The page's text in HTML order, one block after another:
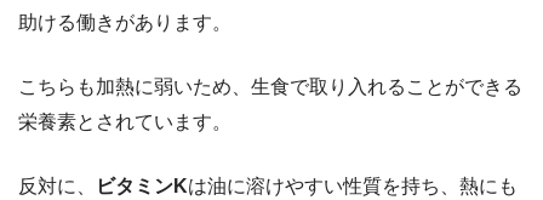
助ける働きがあります。
こちらも加熱に弱いため、生食で取り入れることができる
栄養素とされています。
反対に、 ビタミンKは油に溶けやすい性質を持ち、熱にも